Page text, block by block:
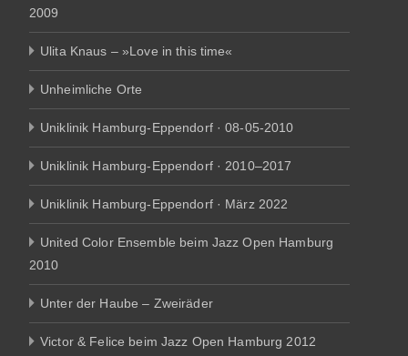
2009
Ulita Knaus – »Love in this time«
Unheimliche Orte
Uniklinik Hamburg-Eppendorf · 08-05-2010
Uniklinik Hamburg-Eppendorf · 2010–2017
Uniklinik Hamburg-Eppendorf · März 2022
United Color Ensemble beim Jazz Open Hamburg
2010
Unter der Haube – Zweiräder
Victor & Felice beim Jazz Open Hamburg 2012